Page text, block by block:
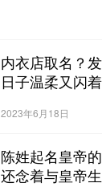
内衣店取名？
日子温柔又闪
2023年6月18日
陈姓起名皇帝
还念着与皇帝